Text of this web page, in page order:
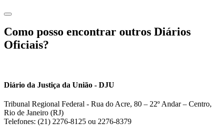
Como posso encontrar outros Diários
Oficiais?
Diário da Justiça da União - DJU
Tribunal Regional Federal - Rua do Acre, 80 – 22º Andar – Centro,
Rio de Janeiro (RJ)
Telefones: (21) 2276-8125 ou 2276-8379